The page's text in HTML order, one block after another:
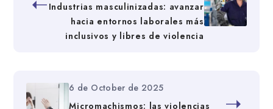
Industrias masculinizadas: avanzar
hacia entornos laborales más
inclusivos y libres de violencia
6 de October de 2025
Micromachismos: las violencias